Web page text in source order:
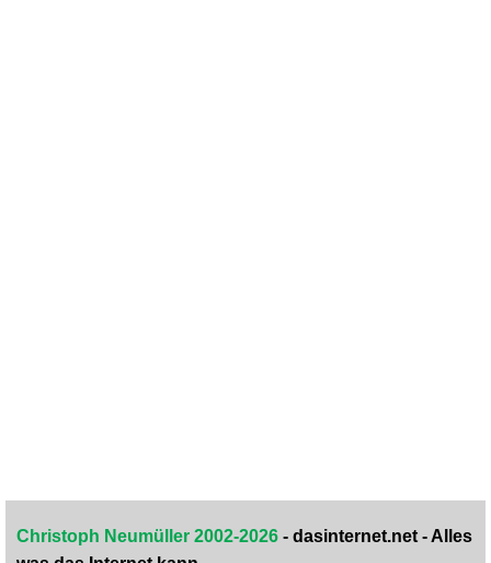
Christoph Neumüller 2002-2026 - dasinternet.net - Alles